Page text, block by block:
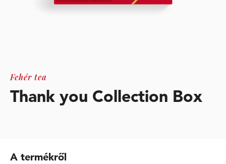
Fehér tea
Thank you Collection Box
A termékről